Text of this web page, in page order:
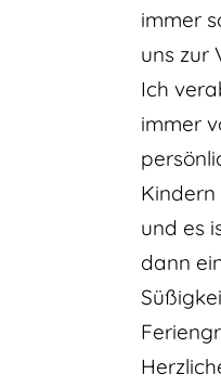
immer
uns zur
Ich
immer
und es
dann